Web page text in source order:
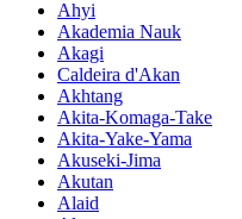
Ahyi
Akademia Nauk
Akagi
Caldeira d'Akan
Akhtang
Akita-Komaga-Take
Akita-Yake-Yama
Akuseki-Jima
Akutan
Alaid